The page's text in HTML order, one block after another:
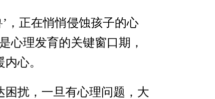
，正在悄悄侵蚀孩子的心
心理发育的关键窗口期，
心。
困扰，一旦有心理问题，大